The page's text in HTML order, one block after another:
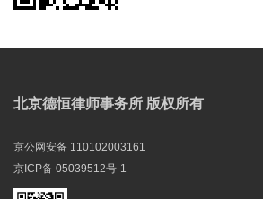
北京德恒律师事务所 版权所有
京公网安备 110102003161
京ICP备 05039512号-1